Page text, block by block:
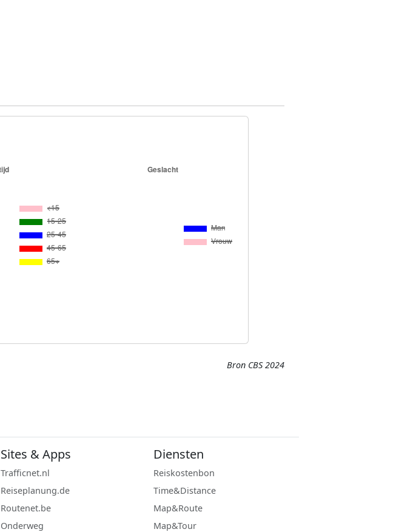
Bron CBS 2024
Sites & Apps
Trafficnet.nl
Reiseplanung.de
Routenet.be
Onderweg
Diensten
Reiskostenbon
Time&Distance
Map&Route
Map&Tour